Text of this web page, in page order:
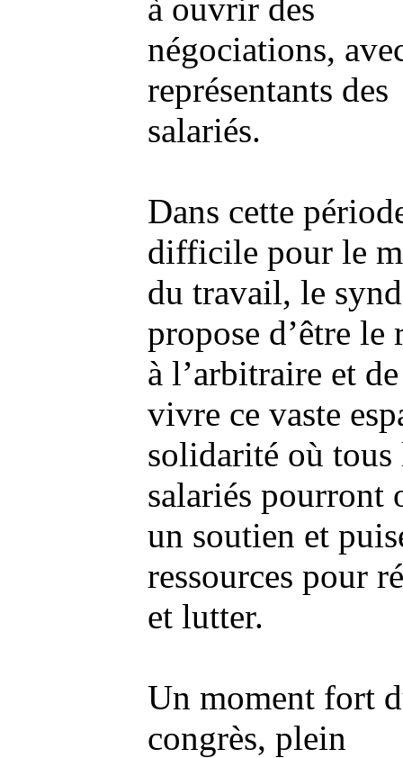
à ouvrir des
négociations,
représentants des
salariés.
Dans cette
difficile pour le
du travail, le
propose d’être le
à l’arbitraire et
vivre ce vaste
solidarité où tous
salariés pourront
un soutien et
ressources pour
et lutter.
Un moment fort
congrès, plein